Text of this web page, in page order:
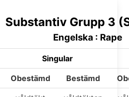
Substantiv Grupp 3
Engelska : Rape
Singular
Obestämd Bestämd